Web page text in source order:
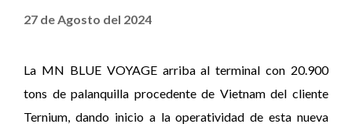
27 de Agosto del 2024
La MN BLUE VOYAGE arriba al terminal con 20.900
tons de palanquilla procedente de Vietnam del cliente
Ternium, dando inicio a la operatividad de esta nueva